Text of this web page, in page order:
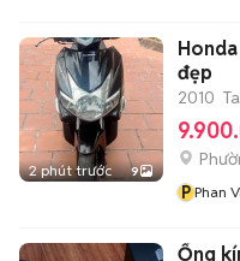
2 phút trước 9
đẹp
2010
P Phan
Ống